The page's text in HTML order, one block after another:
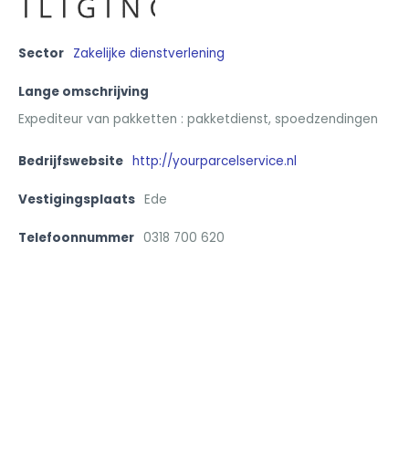
Sector Zakelijke dienstverlening
Lange omschrijving
Expediteur van pakketten : pakketdienst, spoedzendingen
Bedrijfswebsite http://yourparcelservice.nl
Vestigingsplaats Ede
Telefoonnummer 0318 700 620